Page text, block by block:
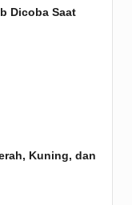
Dicoba Saat
Kuning, dan